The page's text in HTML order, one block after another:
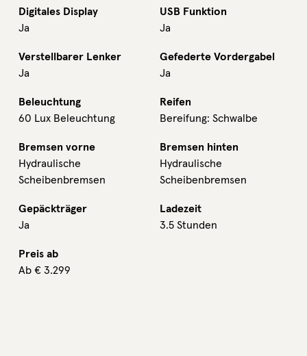
Digitales Display
Ja
USB Funktion
Ja
Verstellbarer Lenker
Ja
Gefederte Vordergabel
Ja
Beleuchtung
60 Lux Beleuchtung
Reifen
Bereifung: Schwalbe
Bremsen vorne
Hydraulische
Scheibenbremsen
Bremsen hinten
Hydraulische
Scheibenbremsen
Gepäckträger
Ja
Ladezeit
3.5 Stunden
Preis ab
Ab € 3.299